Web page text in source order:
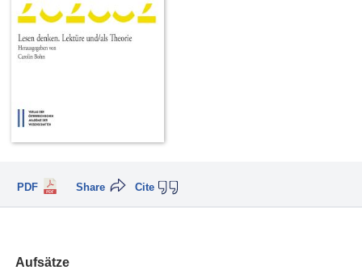
PDF Cite
Share
Aufsätze